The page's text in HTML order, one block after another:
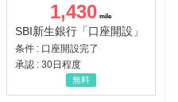
1,430
SBI新生銀行「口座開設」
条件 : 口座開設完了
承認 : 30日程度
無料